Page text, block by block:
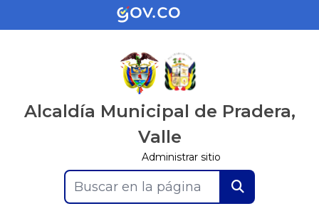
Alcaldía Municipal de Pradera,
Valle
Administrar sitio
Buscar en la página